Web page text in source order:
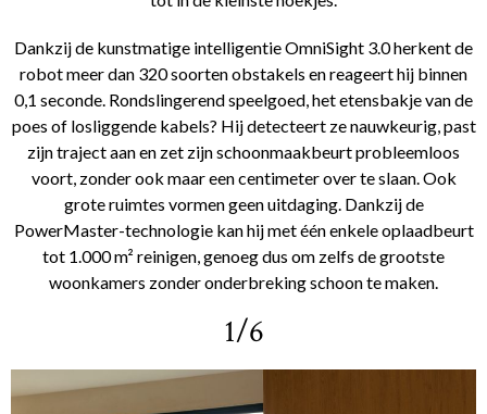
Dankzij de kunstmatige intelligentie OmniSight 3.0 herkent de
robot meer dan 320 soorten obstakels en reageert hij binnen
0,1 seconde. Rondslingerend speelgoed, het etensbakje van de
poes of losliggende kabels? Hij detecteert ze nauwkeurig, past
zijn traject aan en zet zijn schoonmaakbeurt probleemloos
voort, zonder ook maar een centimeter over te slaan. Ook
grote ruimtes vormen geen uitdaging. Dankzij de
PowerMaster-technologie kan hij met één enkele oplaadbeurt
tot 1.000 m² reinigen, genoeg dus om zelfs de grootste
woonkamers zonder onderbreking schoon te maken.
1/6